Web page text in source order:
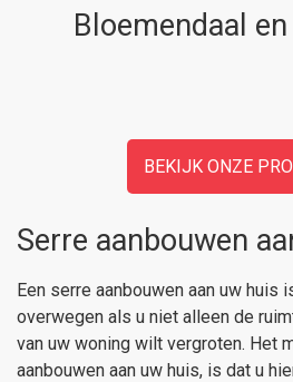
Bloemendaal
BEKIJK ONZE
Serre aanbouwen
Een serre aanbouwen aan uw huis
overwegen als u niet alleen de
van uw woning wilt vergroten. Het
aanbouwen aan uw huis, is dat u